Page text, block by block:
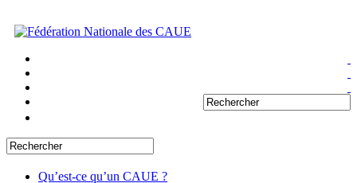
Qu’est-ce qu’un CAUE ?